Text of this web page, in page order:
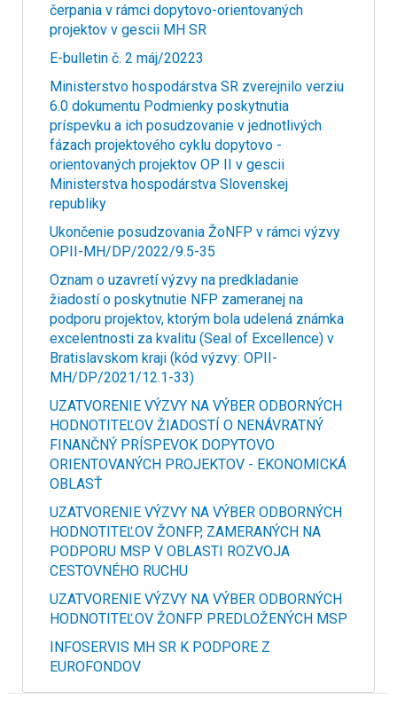
čerpania v rámci dopytovo-orientovaných
projektov v gescii MH SR
E-bulletin č. 2 máj/20223
Ministerstvo hospodárstva SR zverejnilo verziu
6.0 dokumentu Podmienky poskytnutia
príspevku a ich posudzovanie v jednotlivých
fázach projektového cyklu dopytovo -
orientovaných projektov OP II v gescii
Ministerstva hospodárstva Slovenskej
republiky
Ukončenie posudzovania ŽoNFP v rámci výzvy
OPII-MH/DP/2022/9.5-35
Oznam o uzavretí výzvy na predkladanie
žiadostí o poskytnutie NFP zameranej na
podporu projektov, ktorým bola udelená známka
excelentnosti za kvalitu (Seal of Excellence) v
Bratislavskom kraji (kód výzvy: OPII-
MH/DP/2021/12.1-33)
UZATVORENIE VÝZVY NA VÝBER ODBORNÝCH
HODNOTITEĽOV ŽIADOSTÍ O NENÁVRATNÝ
FINANČNÝ PRÍSPEVOK DOPYTOVO
ORIENTOVANÝCH PROJEKTOV - EKONOMICKÁ
OBLASŤ
UZATVORENIE VÝZVY NA VÝBER ODBORNÝCH
HODNOTITEĽOV ŽONFP, ZAMERANÝCH NA
PODPORU MSP V OBLASTI ROZVOJA
CESTOVNÉHO RUCHU
UZATVORENIE VÝZVY NA VÝBER ODBORNÝCH
HODNOTITEĽOV ŽONFP PREDLOŽENÝCH MSP
INFOSERVIS MH SR K PODPORE Z
EUROFONDOV